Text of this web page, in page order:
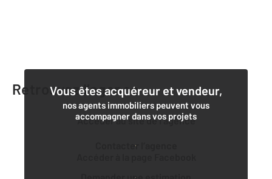
Vous êtes acquéreur et vendeur,
nos agents immobiliers peuvent vous
accompagner dans vos projets
Contacter l’agence
Demander une estimation
Retrouvez l’agence
Accéder au site de l’agence